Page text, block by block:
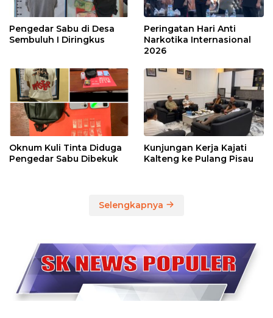
Pengedar Sabu di Desa
Sembuluh I Diringkus
Peringatan Hari Anti
Narkotika Internasional
2026
Oknum Kuli Tinta Diduga
Pengedar Sabu Dibekuk
Kunjungan Kerja Kajati
Kalteng ke Pulang Pisau
Selengkapnya